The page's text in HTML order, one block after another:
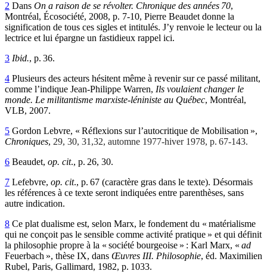
2 Dans On a raison de se révolter. Chronique des années 70,
Montréal, Écosociété, 2008, p. 7-10, Pierre Beaudet donne la
signification de tous ces sigles et intitulés. J’y renvoie le lecteur ou la
lectrice et lui épargne un fastidieux rappel ici.
3 Ibid., p. 36.
4 Plusieurs des acteurs hésitent même à revenir sur ce passé militant,
comme l’indique Jean-Philippe Warren, Ils voulaient changer le
monde. Le militantisme marxiste-léniniste au Québec, Montréal,
VLB, 2007.
5 Gordon Lebvre, « Réflexions sur l’autocritique de Mobilisation »,
Chroniques, 29, 30, 31,32, automne 1977-hiver 1978, p. 67-143.
6 Beaudet, op. cit., p. 26, 30.
7 Lefebvre, op. cit., p. 67 (caractère gras dans le texte). Désormais
les références à ce texte seront indiquées entre parenthèses, sans
autre indication.
8 Ce plat dualisme est, selon Marx, le fondement du « matérialisme
qui ne conçoit pas le sensible comme activité pratique » et qui définit
la philosophie propre à la « société bourgeoise » : Karl Marx, « ad
Feuerbach », thèse IX, dans Œuvres III. Philosophie, éd. Maximilien
Rubel, Paris, Gallimard, 1982, p. 1033.